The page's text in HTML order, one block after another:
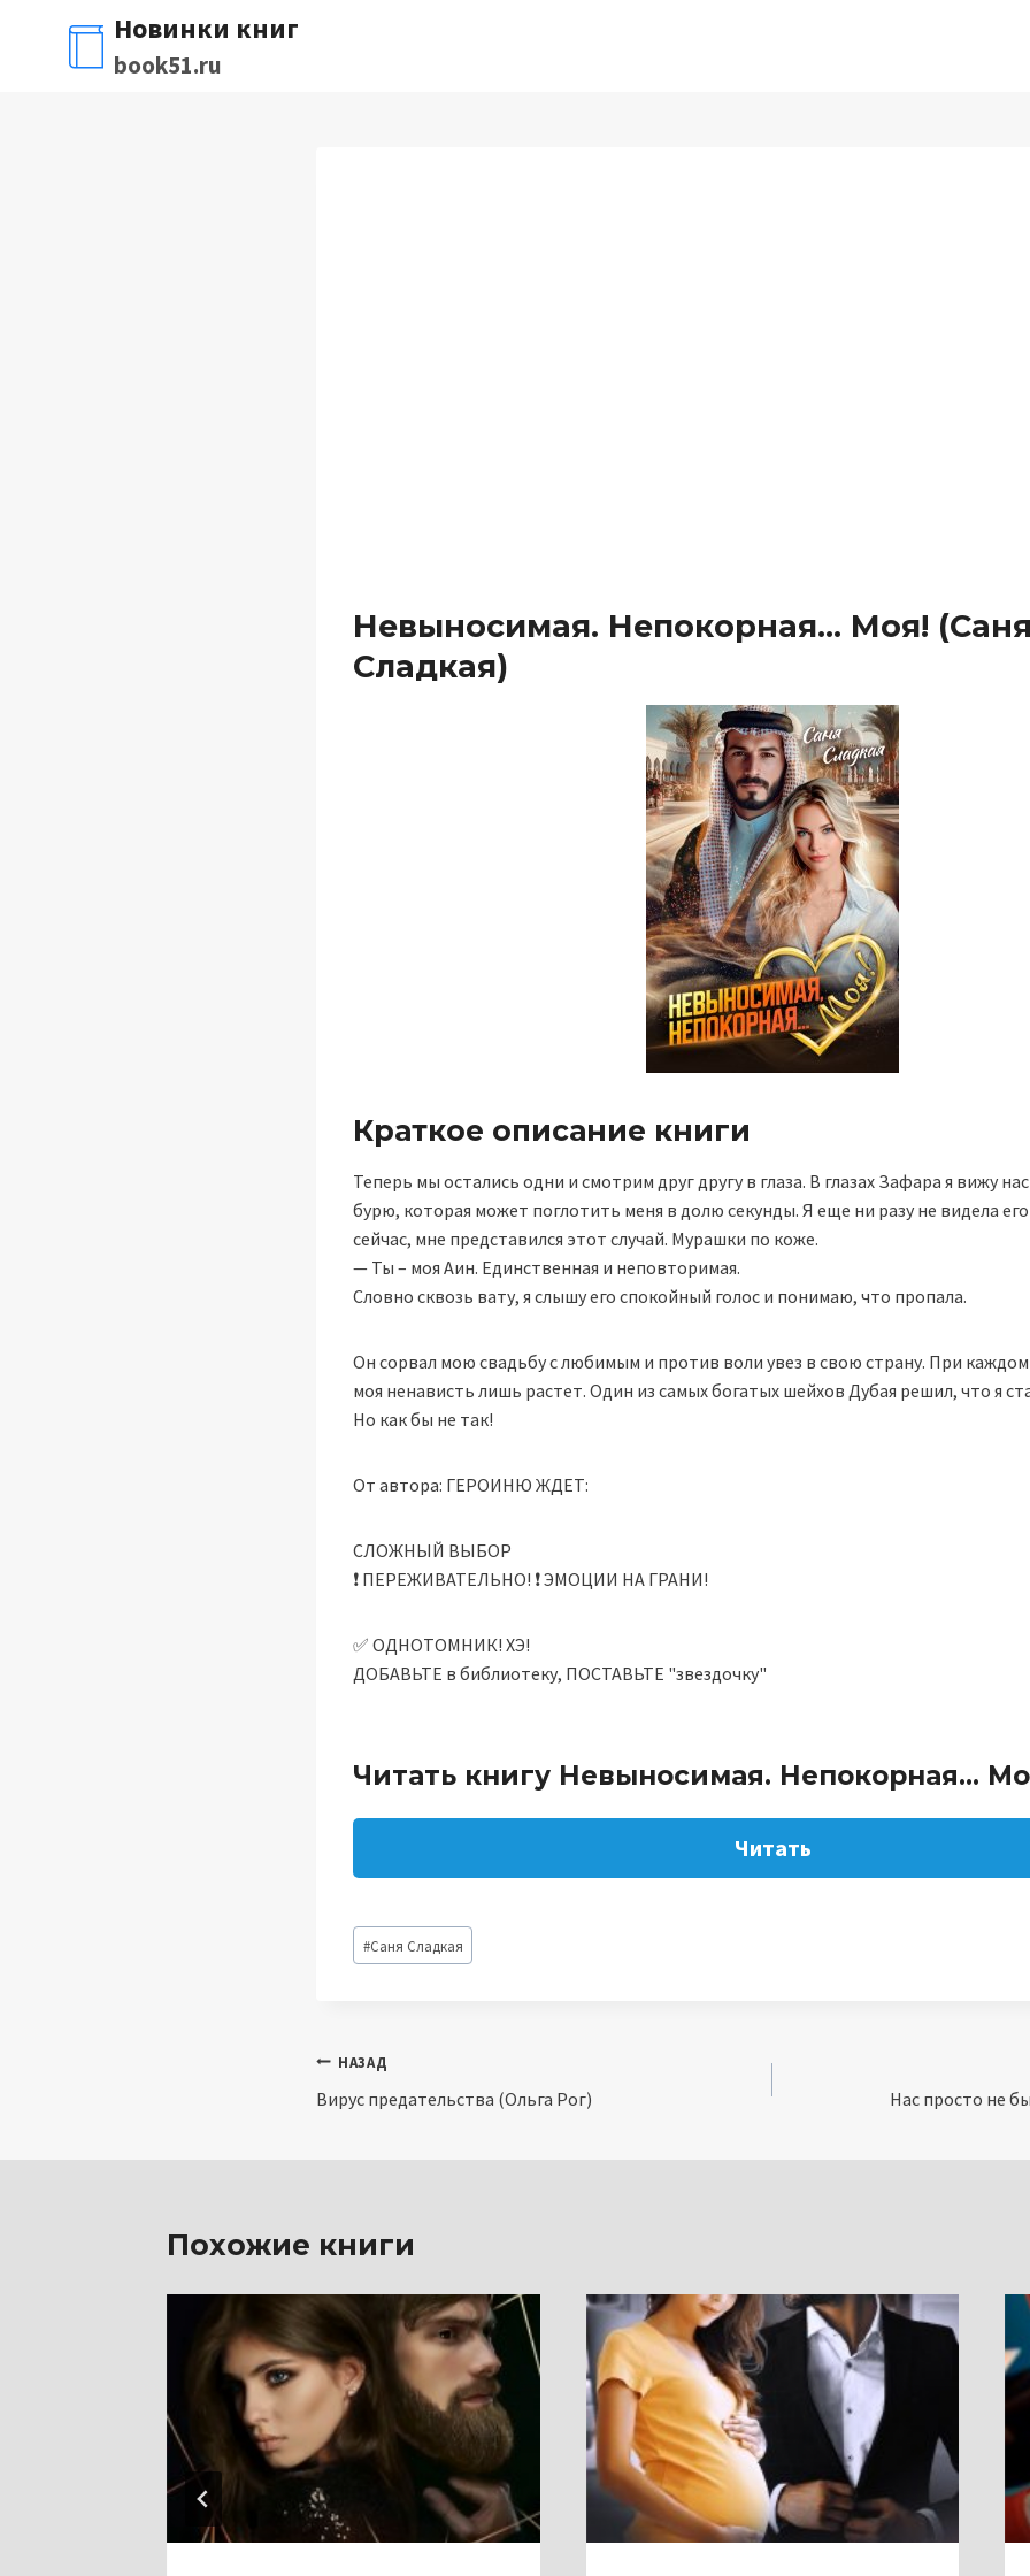
содержимому
Новинки книг
book51.ru
Невыносимая. Непокорная… Моя!
Сладкая)
Краткое описание книги
Теперь мы остались одни и смотрим друг другу в глаза. В глазах Зафара я вижу
бурю, которая может поглотить меня в долю секунды. Я еще ни разу не видела
сейчас, мне представился этот случай. Мурашки по коже.
— Ты – моя Аин. Единственная и неповторимая.
Словно сквозь вату, я слышу его спокойный голос и понимаю, что пропала.
Он сорвал мою свадьбу с любимым и против воли увез в свою страну. При каждом
моя ненависть лишь растет. Один из самых богатых шейхов Дубая решил, что я
Но как бы не так!
От автора: ГЕРОИНЮ ЖДЕТ:
СЛОЖНЫЙ ВЫБОР
❗️ ПЕРЕЖИВАТЕЛЬНО! ❗️ ЭМОЦИИ НА ГРАНИ!
✅ ОДНОТОМНИК! ХЭ!
ДОБАВЬТЕ в библиотеку, ПОСТАВЬТЕ "звездочку"
Читать книгу Невыносимая. Непокорная…
Читать
Метки
записи:
#Саня Сладкая
Навигация
по
НАЗАД
Вирус предательства (Ольга Рог) Нас просто не
Похожие книги